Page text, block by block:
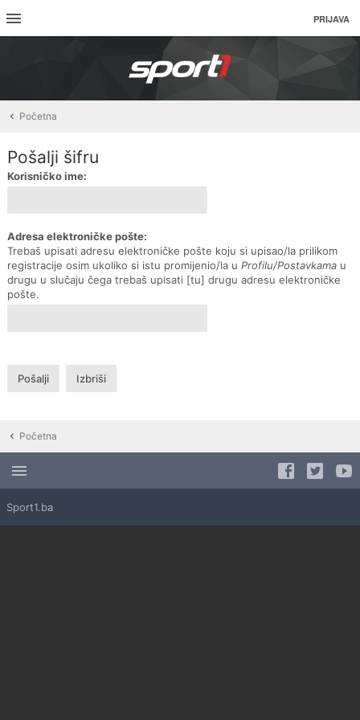
PRIJAVA
Početna
Pošalji šifru
Korisničko ime:
Adresa elektroničke pošte:
Trebaš upisati adresu elektroničke pošte koju si upisao/la prilikom
registracije osim ukoliko si istu promijenio/la u Profilu/Postavkama u
drugu u slučaju čega trebaš upisati [tu] drugu adresu elektroničke
pošte.
Početna
Sport1.ba